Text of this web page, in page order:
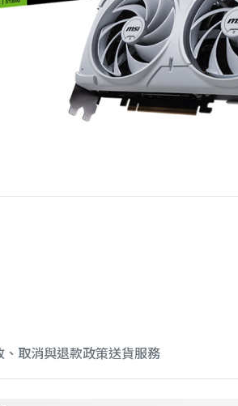
、取消與退款政策送貨服務